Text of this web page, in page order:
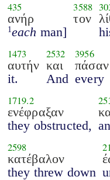
435
ανήρ
1 each man]
3588
τον
1473
αυτήν
it.
2532
και
And
3956
πάσαν
every
1719.2
ενέφραξαν
they obstructed,
2598
κατέβαλον
they threw down